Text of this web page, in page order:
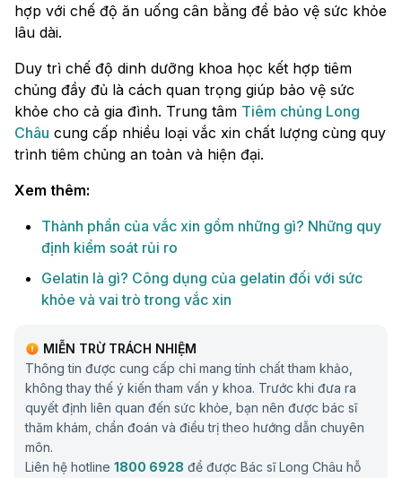
hợp với chế độ ăn uống cân bằng để bảo vệ sức khỏe
lâu dài.
Duy trì chế độ dinh dưỡng khoa học kết hợp tiêm
chủng đầy đủ là cách quan trọng giúp bảo vệ sức
khỏe cho cả gia đình. Trung tâm Tiêm chủng Long
Châu cung cấp nhiều loại vắc xin chất lượng cùng quy
trình tiêm chủng an toàn và hiện đại.
Xem thêm:
Thành phần của vắc xin gồm những gì? Những quy
định kiểm soát rủi ro
Gelatin là gì? Công dụng của gelatin đối với sức
khỏe và vai trò trong vắc xin
MIỄN TRỪ TRÁCH NHIỆM
Thông tin được cung cấp chỉ mang tính chất tham khảo,
không thay thế ý kiến tham vấn y khoa. Trước khi đưa ra
quyết định liên quan đến sức khỏe, bạn nên được bác sĩ
thăm khám, chẩn đoán và điều trị theo hướng dẫn chuyên
môn.
Liên hệ hotline 1800 6928 để được Bác sĩ Long Châu hỗ